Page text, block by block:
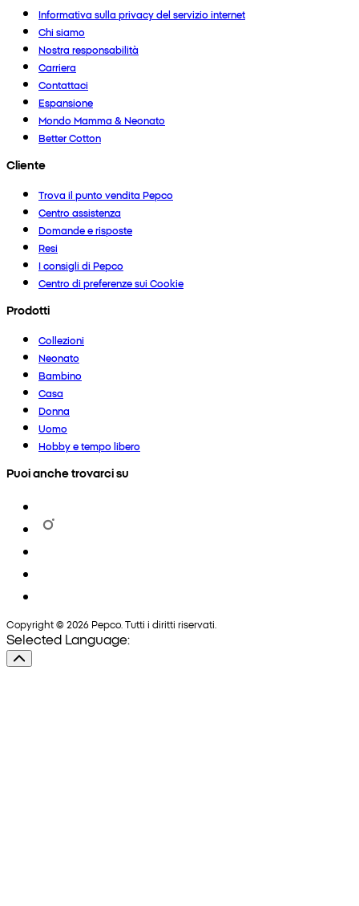
Informativa sulla privacy del servizio internet
Chi siamo
Nostra responsabilità
Carriera
Contattaci
Espansione
Mondo Mamma & Neonato
Better Cotton
Cliente
Trova il punto vendita Pepco
Centro assistenza
Domande e risposte
Resi
I consigli di Pepco
Centro di preferenze sui Cookie
Prodotti
Collezioni
Neonato
Bambino
Casa
Donna
Uomo
Hobby e tempo libero
Puoi anche trovarci su
Copyright © 2026 Pepco. Tutti i diritti riservati.
Selected Language: